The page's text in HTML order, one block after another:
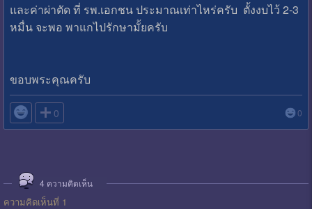
และค่าผ่าตัด ที่ รพ.เอกชน ประมาณเท่าไหร่ครับ ตั้งงบไว้ 2-3
หมื่น จะพอ พาแกไปรักษามั้ยครับ
ขอบพระคุณครับ
 0 0
4 ความคิดเห็น
ความคิดเห็นที่ 1